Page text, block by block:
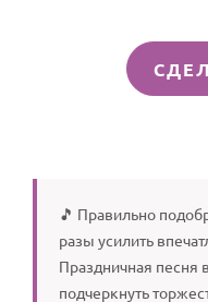
🎵 Правильно
разы усилить
Праздничная песня
подчеркнуть